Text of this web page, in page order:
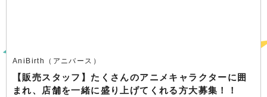
AniBirth（アニバース）
【販売スタッフ】たくさんのアニメキャラクターに囲
まれ、店舗を一緒に盛り上げてくれる方大募集！！